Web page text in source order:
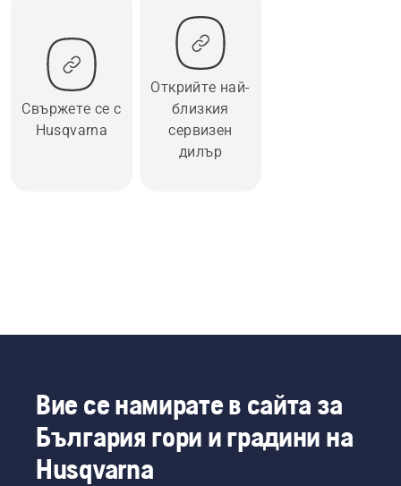
Свържете се с
Husqvarna
Открийте най-
близкия
сервизен
дилър
Вие се намирате в сайта за
България гори и градини на
Husqvarna